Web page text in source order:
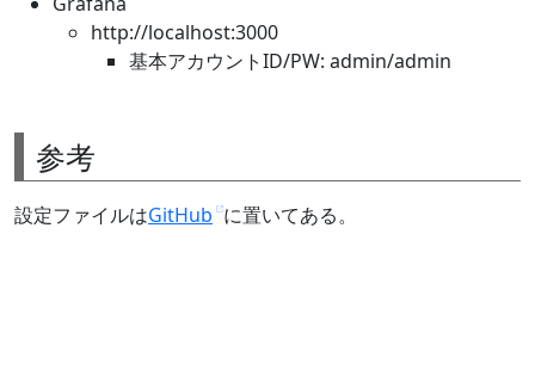
http://localhost:3000
基本アカウントID/PW: admin/admin
参考
設定ファイルはGitHub に置いてある。